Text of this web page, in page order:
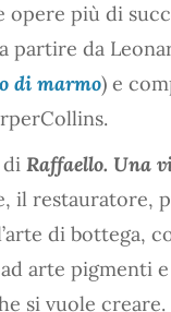
opere più di
partire da
di marmo) e
di Raffaello. Una
il restauratore,
di bottega,
arte pigmenti
si vuole